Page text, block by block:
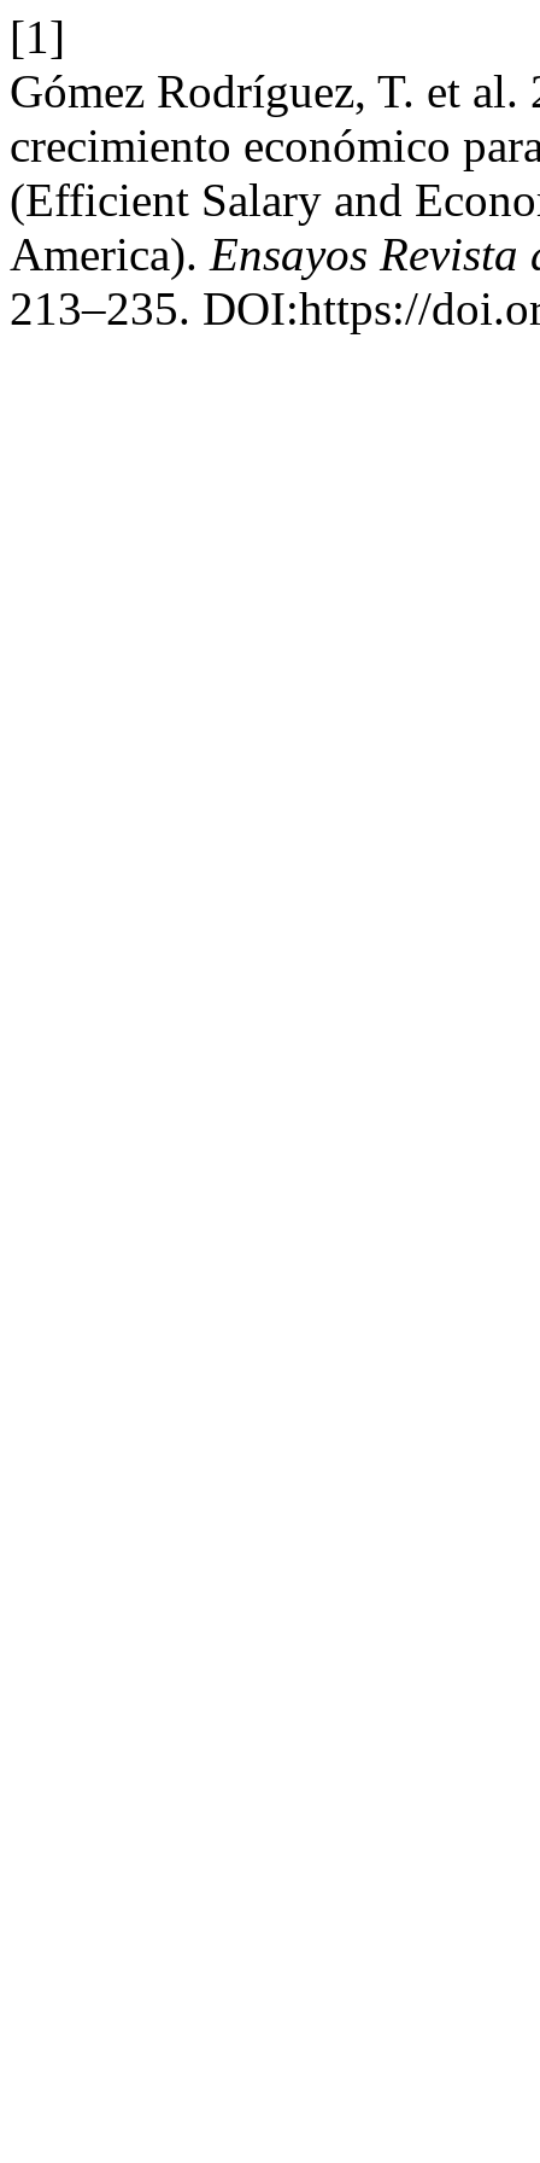
[1]
Gómez Rodríguez, T. et
crecimiento económico
(Efficient Salary and
America). Ensayos Revista
213–235. DOI:https://